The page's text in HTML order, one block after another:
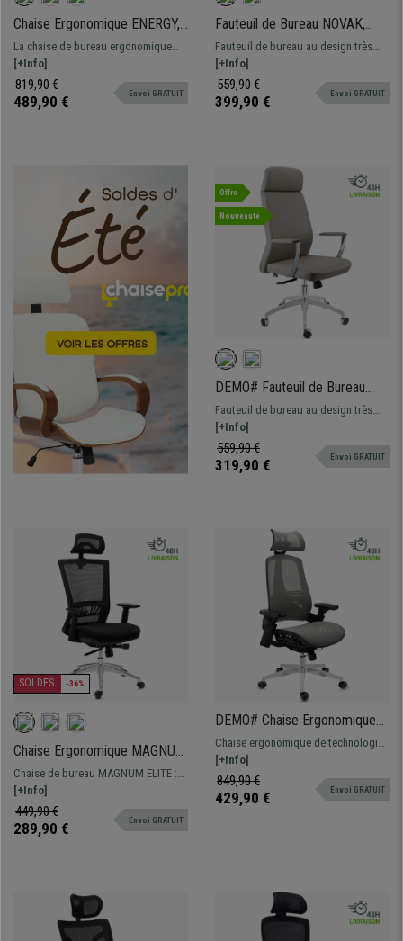
Chaise Ergonomique ENERGY,
Design Unique, Excellente
Qualité, en Maille, Gris
La chaise de bureau ergonomique
ENERGY est 100% exclusive : design
moderne, excellente qualité, et
confort optimal.
[+Info]
819,90 €
489,90 € Envoi GRATUIT
Fauteuil de Bureau NOVAK,
Design Élégant et Raffiné,
Confortable, en Cuir, Gris
Fauteuil de bureau au design très
élégant. Il se distingue par son haut
dossier avec appui-tête intégré. Très
bon rapport qualité prix !
[+Info]
559,90 €
399,90 € Envoi GRATUIT
Offre
Nouveauté
DEMO# Fauteuil de Bureau
NOVAK, Design Élégant et
Raffiné, Confortable, en Cuir,
Gris
Fauteuil de bureau au design très
élégant. Il se distingue par son haut
dossier avec appui-tête intégré. Très
bon rapport qualité prix !
[+Info]
559,90 €
319,90 € Envoi GRATUIT
SOLDES -36%
Chaise Ergonomique MAGNUM
ELITE, Appui-tête, Utilisation
8h, Piétement Métallique,
Support Lombaire, Noir
Chaise de bureau MAGNUM ELITE :
haute qualité, idéale pour un usage
intensif. Elle combine un design
élégant à des finitions et un confort
de première classe !
[+Info]
449,90 €
289,90 € Envoi GRATUIT
DEMO# Chaise Ergonomique
EXPLORER, Totalement
Ajustable, Design Moderne,
Gris
Chaise ergonomique de technologie
avancée. Totalement ajustable et
ergonomique, très confortable.
[+Info]
849,90 €
429,90 € Envoi GRATUIT